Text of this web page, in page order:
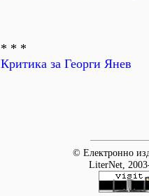
* * *
Критика за Георги Янев
© Електронно
LiterNet,